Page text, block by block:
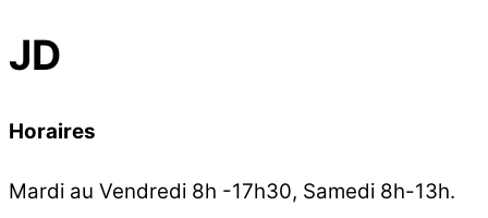
JD
Horaires
Mardi au Vendredi 8h -17h30, Samedi 8h-13h.